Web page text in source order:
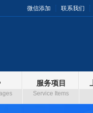
微信添加 联系我们
服务项目
Service Items